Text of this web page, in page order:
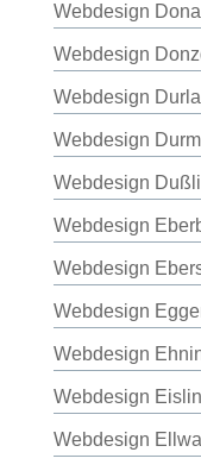
Webdesign
Webdesign
Webdesign
Webdesign
Webdesign
Webdesign
Webdesign
Webdesign
Webdesign
Webdesign
Webdesign